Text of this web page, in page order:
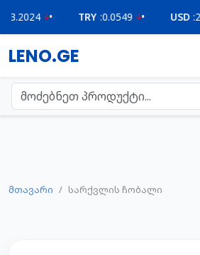
• TRY 0.0549 • USD 2.6210
LENO.GE
მთავარი სარქვლის ჩობალი